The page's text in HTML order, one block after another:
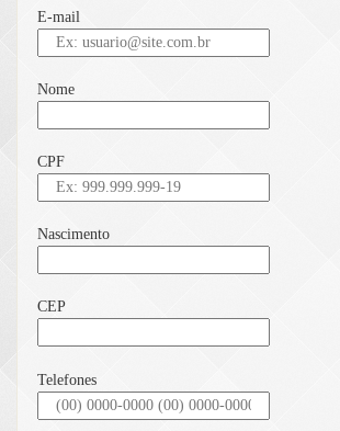
E-mail
Nome
CPF
Nascimento
CEP
Telefones